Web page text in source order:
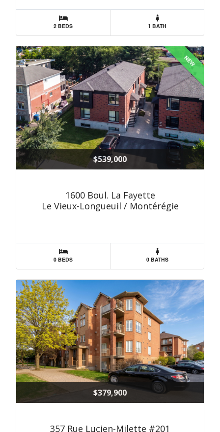
2 BEDS 1 BATH
NEW
$539,000
1600 Boul. La Fayette
Le Vieux-Longueuil / Montérégie
0 BEDS 0 BATHS
$379,900
357 Rue Lucien-Milette #201